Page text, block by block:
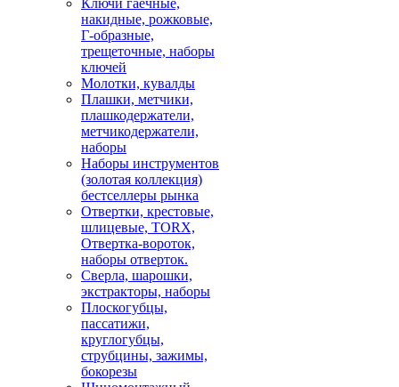
Ключи гаечные,
накидные, рожковые,
Г-образные,
трещеточные, наборы
ключей
Молотки, кувалды
Плашки, метчики,
плашкодержатели,
метчикодержатели,
наборы
Наборы инструментов
(золотая коллекция)
бестселлеры рынка
Отвертки, крестовые,
шлицевые, TORX,
Отвертка-вороток,
наборы отверток.
Сверла, шарошки,
экстракторы, наборы
Плоскогубцы,
пассатижи,
круглогубцы,
струбцины, зажимы,
бокорезы